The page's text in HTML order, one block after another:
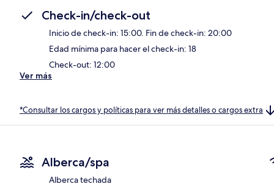
Check-in/check-out
Inicio de check-in: 15:00. Fin de check-in: 20:00
Edad mínima para hacer el check-in: 18
Check-out: 12:00
Ver más
*Consultar los cargos y políticas para ver más detalles o cargos extra
Alberca/spa
Alberca techada